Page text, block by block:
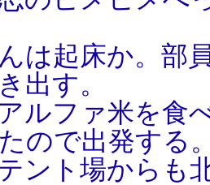
は起床か。部
出す。
ルファ米を食
たので出発す
ント場からも